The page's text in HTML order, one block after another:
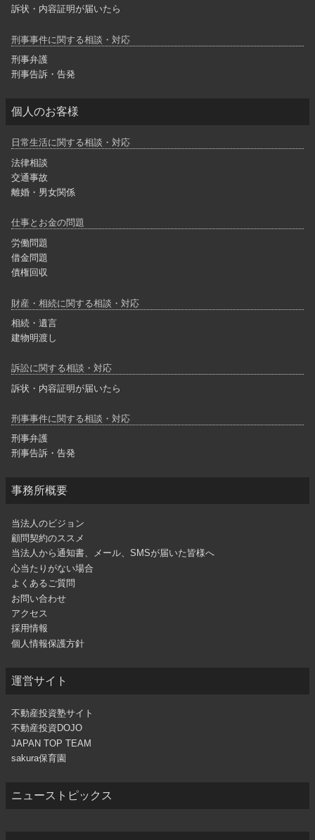
訴状・内容証明が届いたら
刑事事件に関する相談・対応
刑事弁護
刑事告訴・告発
個人のお客様
日常生活に関する相談・対応
法律相談
交通事故
離婚・男女関係
仕事とお金の問題
労働問題
借金問題
債権回収
財産・相続に関する相談・対応
相続・遺言
建物明渡し
訴訟に関する相談・対応
訴状・内容証明が届いたら
刑事事件に関する相談・対応
刑事弁護
刑事告訴・告発
事務所概要
当法人のビジョン
顧問契約のススメ
当法人から通知書、メール、SMSが届いた皆様へ
心当たりがない場合
よくあるご質問
お問い合わせ
アクセス
採用情報
個人情報保護方針
運営サイト
不動産投資塾サイト
不動産投資DOJO
JAPAN TOP TEAM
sakura保育園
ニューストピックス